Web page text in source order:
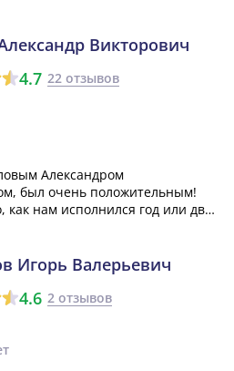
Викторович
4.7 22 отзывов
Александром
был очень положительным!
нам исполнился год или два.
помог мне в м...»
Игорь Валерьевич
4.6 2 отзывов